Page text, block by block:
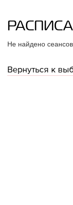
Не найдено
Вернуться к